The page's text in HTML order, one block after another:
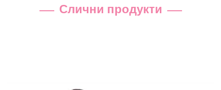
Слични продукти